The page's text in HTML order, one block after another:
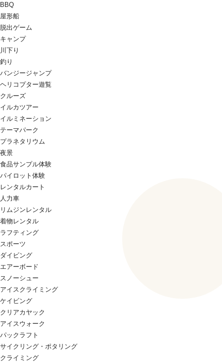
BBQ
屋形船
脱出ゲーム
キャンプ
川下り
釣り
バンジージャンプ
ヘリコプター遊覧
クルーズ
イルカツアー
イルミネーション
テーマパーク
プラネタリウム
夜景
食品サンプル体験
パイロット体験
レンタルカート
人力車
リムジンレンタル
着物レンタル
ラフティング
スポーツ
ダイビング
エアーボード
スノーシュー
アイスクライミング
ケイビング
クリアカヤック
アイスウォーク
パックラフト
サイクリング・ポタリング
クライミング